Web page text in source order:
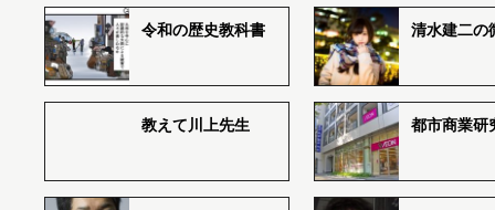
令和の歴史教科書 清水建二の
教えて川上先生 都市商業研